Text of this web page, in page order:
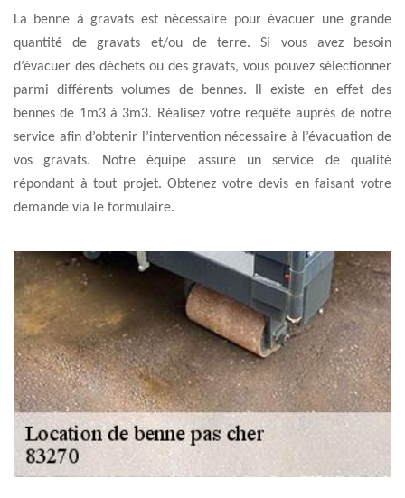
La benne à gravats est nécessaire pour évacuer une grande
quantité de gravats et/ou de terre. Si vous avez besoin
d’évacuer des déchets ou des gravats, vous pouvez sélectionner
parmi différents volumes de bennes. Il existe en effet des
bennes de 1m3 à 3m3. Réalisez votre requête auprès de notre
service afin d’obtenir l’intervention nécessaire à l’évacuation de
vos gravats. Notre équipe assure un service de qualité
répondant à tout projet. Obtenez votre devis en faisant votre
demande via le formulaire.